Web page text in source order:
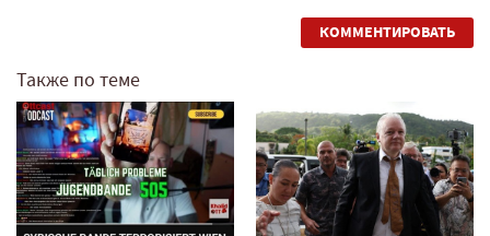
КОММЕНТИРОВАТЬ
Также по теме